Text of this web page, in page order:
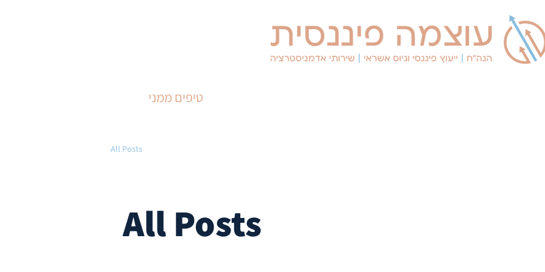
טיפים ממני
All Posts
All Posts